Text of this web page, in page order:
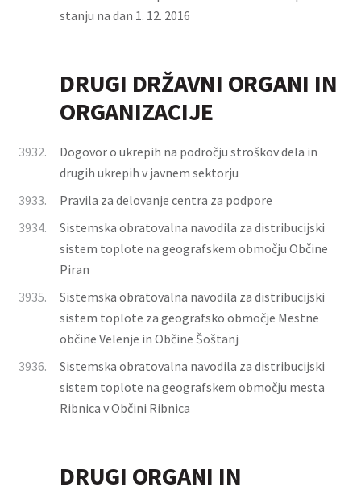
stanju na dan 1. 12. 2016
DRUGI DRŽAVNI ORGANI IN
ORGANIZACIJE
3932.
Dogovor o ukrepih na področju stroškov dela in
drugih ukrepih v javnem sektorju
3933.
Pravila za delovanje centra za podpore
3934.
Sistemska obratovalna navodila za distribucijski
sistem toplote na geografskem območju Občine
Piran
3935.
Sistemska obratovalna navodila za distribucijski
sistem toplote za geografsko območje Mestne
občine Velenje in Občine Šoštanj
3936.
Sistemska obratovalna navodila za distribucijski
sistem toplote na geografskem območju mesta
Ribnica v Občini Ribnica
DRUGI ORGANI IN